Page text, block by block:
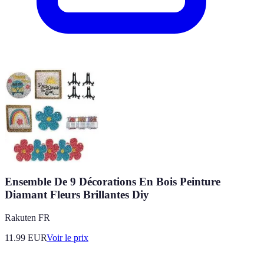
Ensemble De 9 Décorations En Bois Peinture
Diamant Fleurs Brillantes Diy
Rakuten FR
11.99 EURVoir le prix